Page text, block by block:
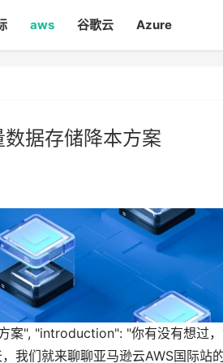
aws 谷歌云 Azure
据存储降本方案
案", "introduction": "你有没有想过
我们就来聊聊亚马逊云AWS国际站